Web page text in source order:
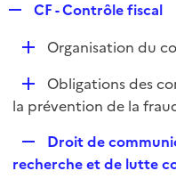
p
l
i
e
r
CF - Contrôle fiscal
D
l
r
Organisation du
D
é
i
Obligations des
la prévention de la
e
Droit de
recherche et de lutte